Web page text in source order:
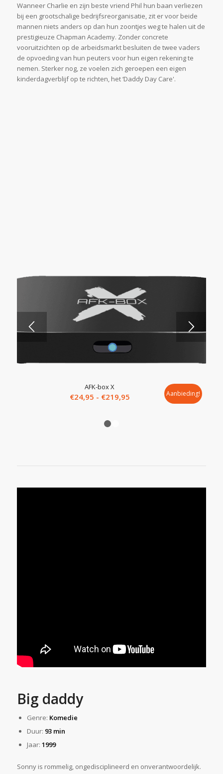
Wanneer Charlie en zijn beste vriend Phil hun baan verliezen
bij een grootschalige bedrijfsreorganisatie, zit er voor beide
mannen niets anders op dan hun zoontjes weg te halen uit de
prestigieuze Chapman Academy. Zonder concrete
vooruitzichten op de arbeidsmarkt besluiten de twee vaders
de opvoeding van hun peuters voor hun eigen rekening te
nemen. Sterker nog, ze voelen zich geroepen een eigen
kinderdagverblijf op te richten, het ‘Daddy Day Care'.
AFK-box X
€24,95 - €219,95Prijsklasse:Aanbieding!
Big daddy
Genre: Komedie
Duur: 93 min
Jaar: 1999
Sonny is rommelig, ongedisciplineerd en onverantwoordelijk.